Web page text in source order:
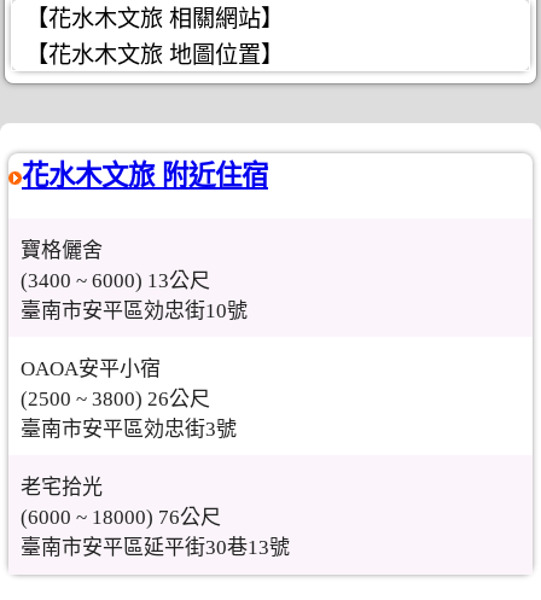
【花水木文旅 相關網站】
【花水木文旅 地圖位置】
花水木文旅 附近住宿
寶格儷舍
(3400 ~ 6000) 13公尺
臺南市安平區効忠街10號
OAOA安平小宿
(2500 ~ 3800) 26公尺
臺南市安平區効忠街3號
老宅拾光
(6000 ~ 18000) 76公尺
臺南市安平區延平街30巷13號